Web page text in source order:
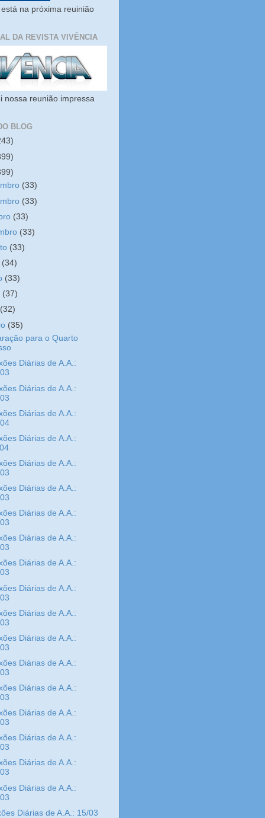
na próxima reuinião
DA REVISTA VIVÊNCIA
nossa reunião impressa
BLOG
(33)
(33)
(33)
(33)
(33)
(34)
(33)
(37)
(32)
(35)
para o Quarto
Diárias de A.A.:
Diárias de A.A.:
Diárias de A.A.:
Diárias de A.A.:
Diárias de A.A.:
Diárias de A.A.:
Diárias de A.A.:
Diárias de A.A.:
Diárias de A.A.:
Diárias de A.A.:
Diárias de A.A.:
Diárias de A.A.:
Diárias de A.A.:
Diárias de A.A.:
Diárias de A.A.:
Diárias de A.A.:
Diárias de A.A.:
Diárias de A.A.:
Diárias de A.A.: 15/03